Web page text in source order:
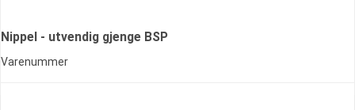
Nippel - utvendig gjenge BSP
Varenummer